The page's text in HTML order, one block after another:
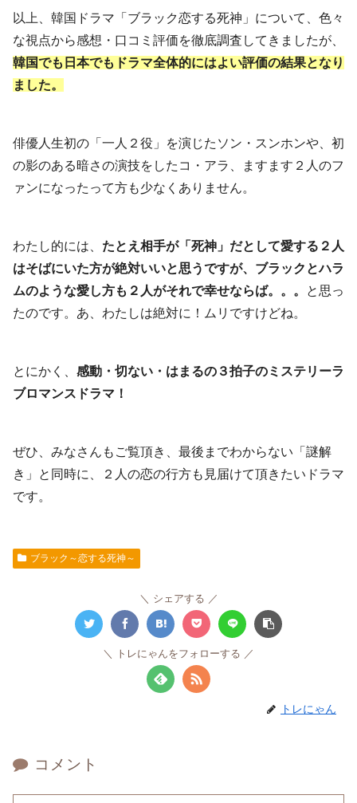
以上、韓国ドラマ「ブラック恋する死神」について、色々
な視点から感想・口コミ評価を徹底調査してきましたが、
韓国でも日本でも ドラマ全体的にはよい評価の結果となり
ました。
俳優人生初の「一人２役」を演じたソン・スンホンや、初
の影のある暗さの演技をしたコ・アラ、ますます２人のフ
ァンになったって方も少なくありません。
わたし的には、 たとえ相手が「死神」だとして愛する２人
はそばにいた方が絶対いいと思うですが、ブラックとハラ
ムのような愛し方も２人がそれで幸せならば。。。
と思っ
たのです。あ、わたしは絶対に！ムリですけどね。
とにかく、 感動・切ない・はまるの３拍子のミステリーラ
ブロマンスドラマ！
ぜひ、みなさんもご覧頂き、最後までわからない「謎解
き」と同時に、２人の恋の行方も見届けて頂きたいドラマ
です。
ブラック～恋する死神～
シェアする
トレにゃんをフォローする
トレにゃん
コメント